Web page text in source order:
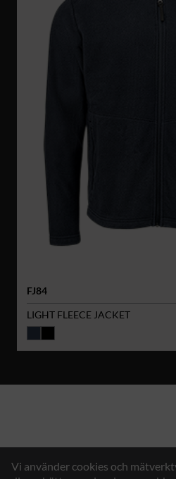
FJ84
LIGHT FLEECE JACKET
Vi använder cookies och